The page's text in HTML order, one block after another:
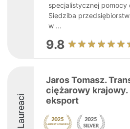
specjalistycznej pomocy
Siedziba
w ...
9.8
Laureaci
Jaros Tomasz.
ciężarowy krajowy.
eksport